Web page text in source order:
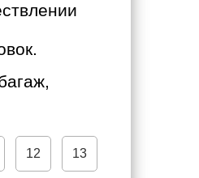
12 13